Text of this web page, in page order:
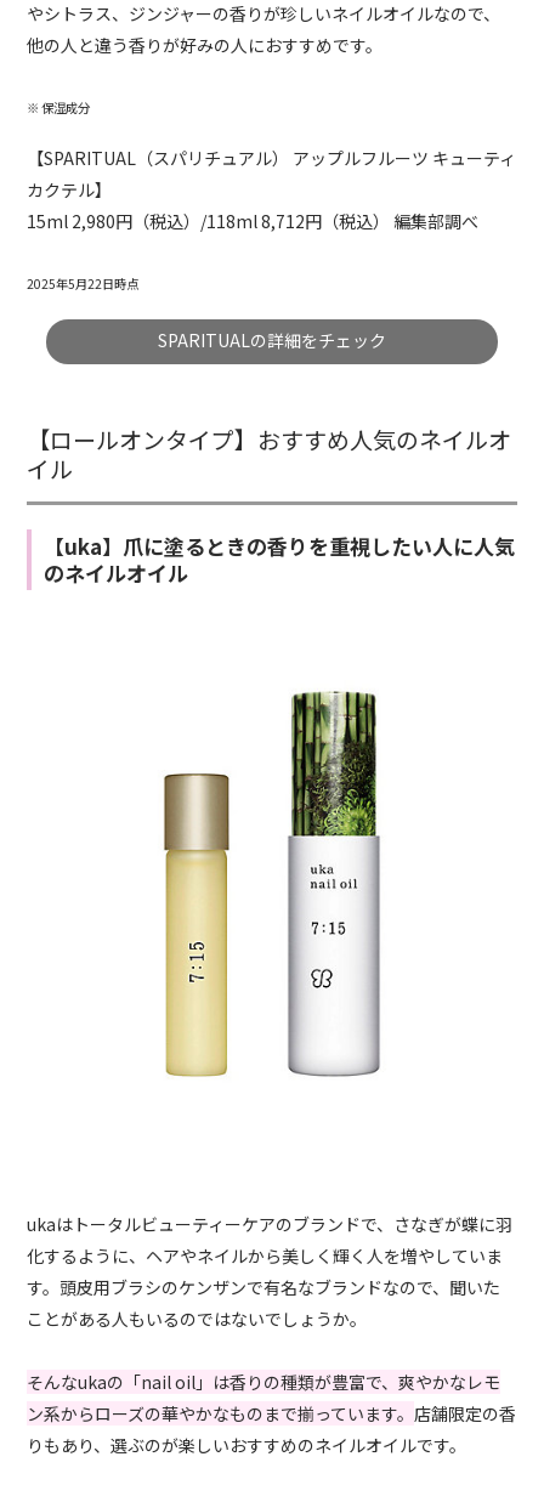
やシトラス、ジンジャーの香りが珍しいネイルオイルなので、
他の人と違う香りが好みの人におすすめです。
※ 保湿成分
【SPARITUAL（スパリチュアル） アップルフルーツ キューティ
カクテル】
15ml 2,980円（税込）/118ml 8,712円（税込） 編集部調べ
2025年5月22日時点
SPARITUALの詳細をチェック
【ロールオンタイプ】おすすめ人気のネイルオ
イル
【uka】爪に塗るときの香りを重視したい人に人気
のネイルオイル
ukaはトータルビューティーケアのブランドで、さなぎが蝶に羽
化するように、ヘアやネイルから美しく輝く人を増やしていま
す。頭皮用ブラシのケンザンで有名なブランドなので、聞いた
ことがある人もいるのではないでしょうか。
そんなukaの「nail oil」は香りの種類が豊富で、爽やかなレモ
ン系からローズの華やかなものまで揃っています。 店舗限定の香
りもあり、選ぶのが楽しいおすすめのネイルオイルです。